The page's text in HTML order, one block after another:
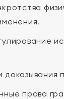
доказывания
права